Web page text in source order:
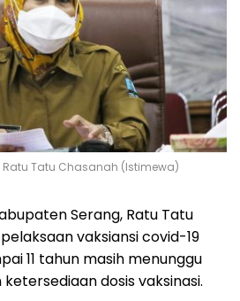
Tatu Chasanah (Istimewa)
Serang, Ratu Tatu
vaksiansi covid-19
11 tahun masih menunggu
dosis vaksinasi.